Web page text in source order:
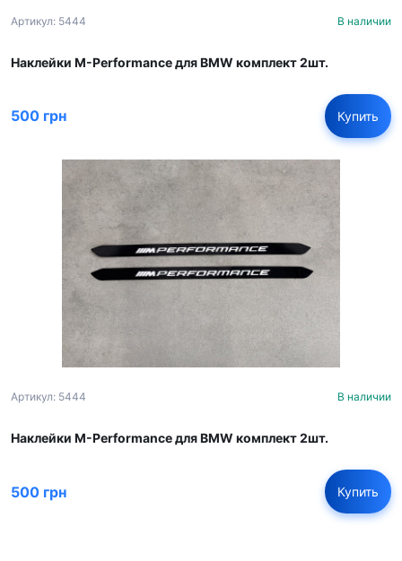
Артикул: 5444 В наличии
Наклейки M-Performance для BMW комплект 2шт.
500 грн Купить
Артикул: 5444 В наличии
Наклейки M-Performance для BMW комплект 2шт.
500 грн Купить